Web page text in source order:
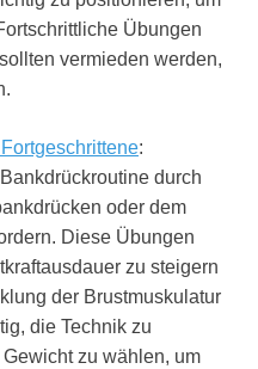
Übungen
vermieden werden,
:
durch
oder dem
Diese Übungen
zu steigern
der Brustmuskulatur
die Technik zu
zu wählen, um